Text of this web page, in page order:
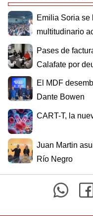
Emilia Soria se
multitudinario
Pases de
Calafate por
El MDF
Dante Bowen
CART-T, la
Juan Martin
Río Negro